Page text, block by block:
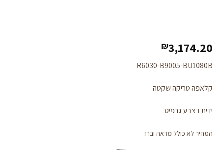
₪3,174.20
R6030-B9005-BU1080B
קלאפה טריקה שקטה
ידית בצבע גרפיט
המחיר לא כולל מראה וברז